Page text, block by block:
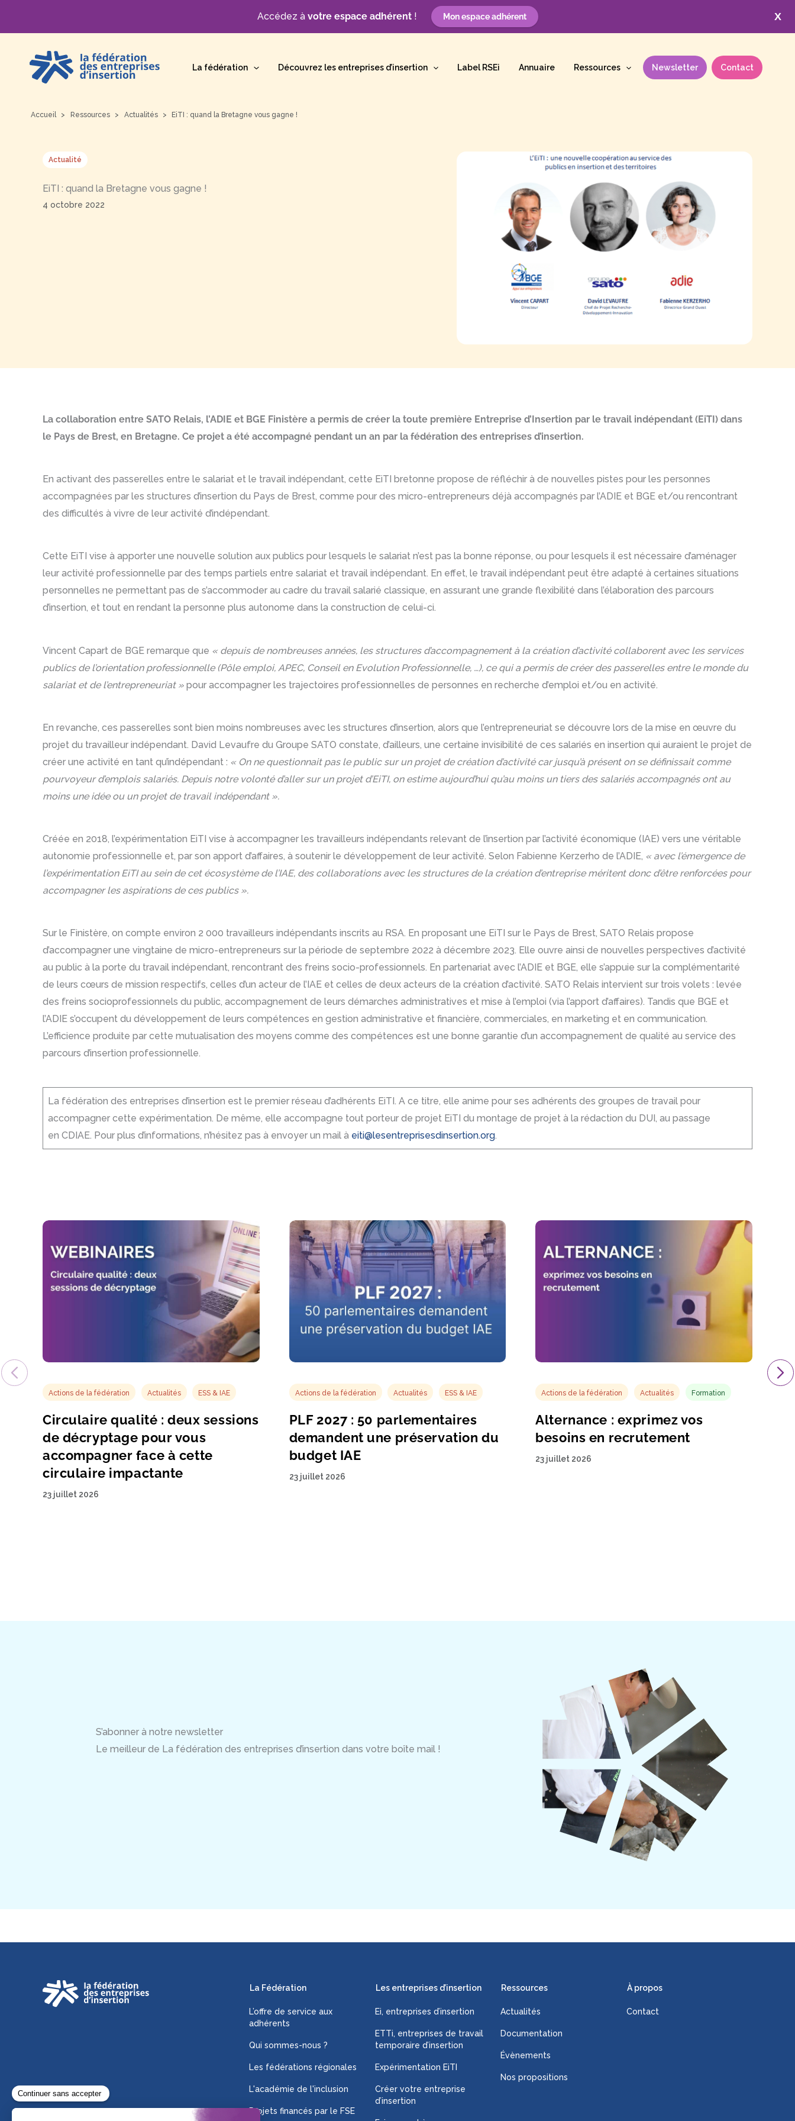
X
Accédez à votre espace adhérent! Mon espace adhérent
contenu
La fédération Découvrez les entreprises d’insertion Label RSEi Annuaire Ressources Newsletter Contact
Accueil Ressources Actualités EiTI : quand la Bretagne vous gagne !
Actualité
EiTI : quand la Bretagne vous gagne !
4 octobre 2022
La collaboration entre SATO Relais, l’ADIE et BGE Finistère a permis de créer la toute première Entreprise d’Insertion par le travail indépendant (EiTI) dans
le Pays de Brest, en Bretagne. Ce projet a été accompagné pendant un an par la fédération des entreprises d’insertion.
En activant des passerelles entre le salariat et le travail indépendant, cette EiTI bretonne propose de réfléchir à de nouvelles pistes pour les personnes
accompagnées par les structures d’insertion du Pays de Brest, comme pour des micro-entrepreneurs déjà accompagnés par l’ADIE et BGE et/ou rencontrant
des difficultés à vivre de leur activité d’indépendant.
Cette EiTI vise à apporter une nouvelle solution aux publics pour lesquels le salariat n’est pas la bonne réponse, ou pour lesquels il est nécessaire d’aménager
leur activité professionnelle par des temps partiels entre salariat et travail indépendant. En effet, le travail indépendant peut être adapté à certaines situations
personnelles ne permettant pas de s’accommoder au cadre du travail salarié classique, en assurant une grande flexibilité dans l’élaboration des parcours
d’insertion, et tout en rendant la personne plus autonome dans la construction de celui-ci.
Vincent Capart de BGE remarque que « depuis de nombreuses années, les structures d’accompagnement à la création d’activité collaborent avec les services
publics de l’orientation professionnelle (Pôle emploi, APEC, Conseil en Evolution Professionnelle, …), ce qui a permis de créer des passerelles entre le monde du
salariat et de l’entrepreneuriat » pour accompagner les trajectoires professionnelles de personnes en recherche d’emploi et/ou en activité.
En revanche, ces passerelles sont bien moins nombreuses avec les structures d’insertion, alors que l’entrepreneuriat se découvre lors de la mise en œuvre du
projet du travailleur indépendant. David Levaufre du Groupe SATO constate, d’ailleurs, une certaine invisibilité de ces salariés en insertion qui auraient le projet de
créer une activité en tant qu’indépendant : « On ne questionnait pas le public sur un projet de création d’activité car jusqu’à présent on se définissait comme
pourvoyeur d’emplois salariés. Depuis notre volonté d’aller sur un projet d’EiTI, on estime aujourd’hui qu’au moins un tiers des salariés accompagnés ont au
moins une idée ou un projet de travail indépendant ».
Créée en 2018, l’expérimentation EiTI vise à accompagner les travailleurs indépendants relevant de l’insertion par l’activité économique (IAE) vers une véritable
autonomie professionnelle et, par son apport d’affaires, à soutenir le développement de leur activité. Selon Fabienne Kerzerho de l’ADIE, « avec l’émergence de
l’expérimentation EiTI au sein de cet écosystème de l’IAE, des collaborations avec les structures de la création d’entreprise méritent donc d’être renforcées pour
accompagner les aspirations de ces publics ».
Sur le Finistère, on compte environ 2 000 travailleurs indépendants inscrits au RSA. En proposant une EiTI sur le Pays de Brest, SATO Relais propose
d’accompagner une vingtaine de micro-entrepreneurs sur la période de septembre 2022 à décembre 2023. Elle ouvre ainsi de nouvelles perspectives d’activité
au public à la porte du travail indépendant, rencontrant des freins socio-professionnels. En partenariat avec l’ADIE et BGE, elle s’appuie sur la complémentarité
de leurs cœurs de mission respectifs, celles d’un acteur de l’IAE et celles de deux acteurs de la création d’activité. SATO Relais intervient sur trois volets : levée
des freins socioprofessionnels du public, accompagnement de leurs démarches administratives et mise à l’emploi (via l’apport d’affaires). Tandis que BGE et
l’ADIE s’occupent du développement de leurs compétences en gestion administrative et financière, commerciales, en marketing et en communication.
L’efficience produite par cette mutualisation des moyens comme des compétences est une bonne garantie d’un accompagnement de qualité au service des
parcours d’insertion professionnelle.
La fédération des entreprises d’insertion est le premier réseau d’adhérents EiTI. A ce titre, elle anime pour ses adhérents des groupes de travail pour
accompagner cette expérimentation. De même, elle accompagne tout porteur de projet EiTI du montage de projet à la rédaction du DUI, au passage
en CDIAE. Pour plus d’informations, n’hésitez pas à envoyer un mail à eiti@lesentreprisesdinsertion.org.
Actions de la fédération Actualités ESS & IAE
Circulaire qualité : deux sessions
de décryptage pour vous
accompagner face à cette
circulaire impactante
23 juillet 2026
Actions de la fédération Actualités ESS & IAE
PLF 2027 : 50 parlementaires
demandent une préservation du
budget IAE
23 juillet 2026
Actions de la fédération Actualités Formation
Alternance : exprimez vos
besoins en recrutement
23 juillet 2026
S’abonner à notre newsletter
Le meilleur de La fédération des entreprises d’insertion dans votre boîte mail !
La Fédération
L’offre de service aux
adhérents
Qui sommes-nous ?
Les fédérations régionales
L'académie de l'inclusion
Projets financés par le FSE
Les entreprises d’insertion
Ei, entreprises d’insertion
ETTi, entreprises de travail
temporaire d’insertion
Expérimentation EiTI
Créer votre entreprise
d’insertion
Ressources
Actualités
Documentation
Évènements
Nos propositions
À propos
Contact